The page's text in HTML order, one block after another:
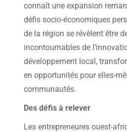
connaît une expansion
défis socio-économiques
de la région se révèlent être
incontournables de
développement local,
en opportunités pour elles-
communautés.
Des défis à relever
Les entrepreneures ouest-